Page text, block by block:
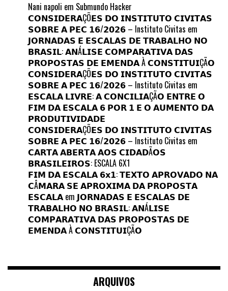
Nani napoli em Submundo Hacker
𝗖𝗢𝗡𝗦𝗜𝗗𝗘𝗥𝗔ÇÕ𝗘𝗦 𝗗𝗢 𝗜𝗡𝗦𝗧𝗜𝗧𝗨𝗧𝗢 𝗖𝗜𝗩𝗜𝗧𝗔𝗦
𝗦𝗢𝗕𝗥𝗘 𝗔 𝗣𝗘𝗖 𝟭𝟲/𝟮𝟬𝟮𝟲 – Instituto Civitas em
𝗝𝗢𝗥𝗡𝗔𝗗𝗔𝗦 𝗘 𝗘𝗦𝗖𝗔𝗟𝗔𝗦 𝗗𝗘 𝗧𝗥𝗔𝗕𝗔𝗟𝗛𝗢 𝗡𝗢
𝗕𝗥𝗔𝗦𝗜𝗟: 𝗔𝗡Á𝗟𝗜𝗦𝗘 𝗖𝗢𝗠𝗣𝗔𝗥𝗔𝗧𝗜𝗩𝗔 𝗗𝗔𝗦
𝗣𝗥𝗢𝗣𝗢𝗦𝗧𝗔𝗦 𝗗𝗘 𝗘𝗠𝗘𝗡𝗗𝗔 À 𝗖𝗢𝗡𝗦𝗧𝗜𝗧𝗨𝗜ÇÃ𝗢
𝗖𝗢𝗡𝗦𝗜𝗗𝗘𝗥𝗔ÇÕ𝗘𝗦 𝗗𝗢 𝗜𝗡𝗦𝗧𝗜𝗧𝗨𝗧𝗢 𝗖𝗜𝗩𝗜𝗧𝗔𝗦
𝗦𝗢𝗕𝗥𝗘 𝗔 𝗣𝗘𝗖 𝟭𝟲/𝟮𝟬𝟮𝟲 – Instituto Civitas em
𝗘𝗦𝗖𝗔𝗟𝗔 𝗟𝗜𝗩𝗥𝗘: 𝗔 𝗖𝗢𝗡𝗖𝗜𝗟𝗜𝗔ÇÃ𝗢 𝗘𝗡𝗧𝗥𝗘 𝗢
𝗙𝗜𝗠 𝗗𝗔 𝗘𝗦𝗖𝗔𝗟𝗔 𝟲 𝗣𝗢𝗥 𝟭 𝗘 𝗢 𝗔𝗨𝗠𝗘𝗡𝗧𝗢 𝗗𝗔
𝗣𝗥𝗢𝗗𝗨𝗧𝗜𝗩𝗜𝗗𝗔𝗗𝗘
𝗖𝗢𝗡𝗦𝗜𝗗𝗘𝗥𝗔ÇÕ𝗘𝗦 𝗗𝗢 𝗜𝗡𝗦𝗧𝗜𝗧𝗨𝗧𝗢 𝗖𝗜𝗩𝗜𝗧𝗔𝗦
𝗦𝗢𝗕𝗥𝗘 𝗔 𝗣𝗘𝗖 𝟭𝟲/𝟮𝟬𝟮𝟲 – Instituto Civitas em
𝗖𝗔𝗥𝗧𝗔 𝗔𝗕𝗘𝗥𝗧𝗔 𝗔𝗢𝗦 𝗖𝗜𝗗𝗔𝗗Ã𝗢𝗦
𝗕𝗥𝗔𝗦𝗜𝗟𝗘𝗜𝗥𝗢𝗦: ESCALA 6X1
𝗙𝗜𝗠 𝗗𝗔 𝗘𝗦𝗖𝗔𝗟𝗔 𝟲𝘅𝟭: 𝗧𝗘𝗫𝗧𝗢 𝗔𝗣𝗥𝗢𝗩𝗔𝗗𝗢 𝗡𝗔
𝗖Â𝗠𝗔𝗥𝗔 𝗦𝗘 𝗔𝗣𝗥𝗢𝗫𝗜𝗠𝗔 𝗗𝗔 𝗣𝗥𝗢𝗣𝗢𝗦𝗧𝗔
𝗘𝗦𝗖𝗔𝗟𝗔em 𝗝𝗢𝗥𝗡𝗔𝗗𝗔𝗦 𝗘 𝗘𝗦𝗖𝗔𝗟𝗔𝗦 𝗗𝗘
𝗧𝗥𝗔𝗕𝗔𝗟𝗛𝗢 𝗡𝗢 𝗕𝗥𝗔𝗦𝗜𝗟: 𝗔𝗡Á𝗟𝗜𝗦𝗘
𝗖𝗢𝗠𝗣𝗔𝗥𝗔𝗧𝗜𝗩𝗔 𝗗𝗔𝗦 𝗣𝗥𝗢𝗣𝗢𝗦𝗧𝗔𝗦 𝗗𝗘
𝗘𝗠𝗘𝗡𝗗𝗔 À 𝗖𝗢𝗡𝗦𝗧𝗜𝗧𝗨𝗜ÇÃ𝗢
ARQUIVOS